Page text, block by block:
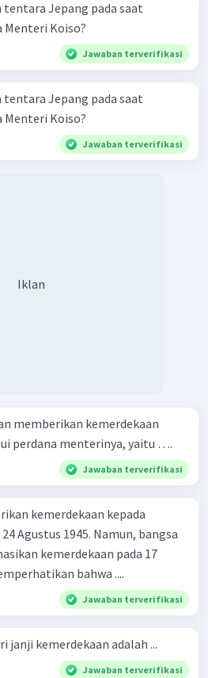
tentara Jepang pada saat
Menteri Koiso?
Jawaban terverifikasi
tentara Jepang pada saat
Menteri Koiso?
Jawaban terverifikasi
Iklan
memberikan kemerdekaan
perdana menterinya, yaitu ….
Jawaban terverifikasi
kemerdekaan kepada
Agustus 1945. Namun, bangsa
kemerdekaan pada 17
bahwa ....
Jawaban terverifikasi
janji kemerdekaan adalah ...
Jawaban terverifikasi